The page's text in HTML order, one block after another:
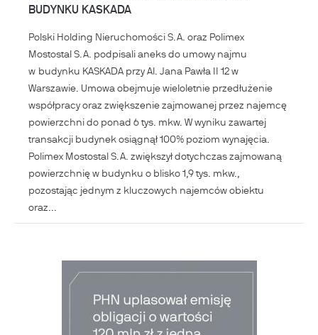
BUDYNKU KASKADA
Polski Holding Nieruchomości S.A. oraz Polimex
Mostostal S.A. podpisali aneks do umowy najmu
w budynku KASKADA przy Al. Jana Pawła II 12 w
Warszawie. Umowa obejmuje wieloletnie przedłużenie
współpracy oraz zwiększenie zajmowanej przez najemcę
powierzchni do ponad 6 tys. mkw. W wyniku zawartej
transakcji budynek osiągnął 100% poziom wynajęcia.
Polimex Mostostal S.A. zwiększył dotychczas zajmowaną
powierzchnię w budynku o blisko 1,9 tys. mkw.,
pozostając jednym z kluczowych najemców obiektu
oraz...